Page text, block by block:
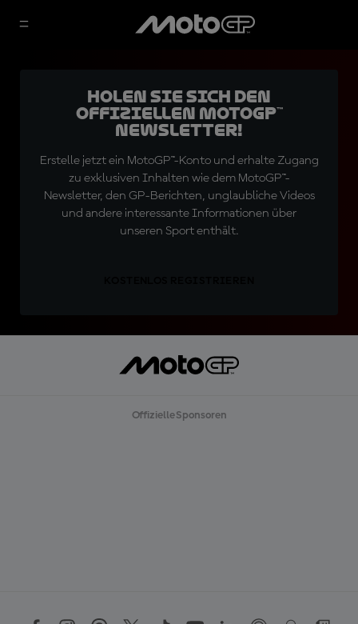
Holen Sie sich den
offiziellen MotoGP™
Newsletter!
Erstelle jetzt ein MotoGP™-Konto und erhalte Zugang
zu exklusiven Inhalten wie dem MotoGP™-
Newsletter, den GP-Berichten, unglaubliche Videos
und andere interessante Informationen über
unseren Sport enthält.
Offizielle Sponsoren